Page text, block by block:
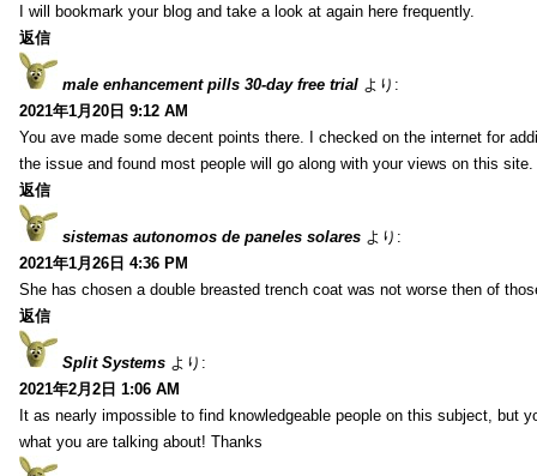
I will bookmark your blog and take a look at again here frequently.
返信
male enhancement pills 30-day free trial より:
2021年1月20日 9:12 AM
You ave made some decent points there. I checked on the internet for
the issue and found most people will go along with your views on this site.
返信
sistemas autonomos de paneles solares より:
2021年1月26日 4:36 PM
She has chosen a double breasted trench coat was not worse then of
返信
Split Systems より:
2021年2月2日 1:06 AM
It as nearly impossible to find knowledgeable people on this subject, but
what you are talking about! Thanks